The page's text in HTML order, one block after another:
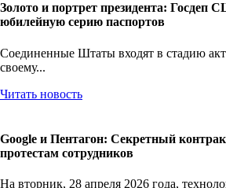
Золото и портрет президента: Госдеп
юбилейную серию паспортов
Соединенные Штаты входят в стадию
своему...
Читать новость
Google и Пентагон: Секретный
протестам сотрудников
На вторник, 28 апреля 2026 года,